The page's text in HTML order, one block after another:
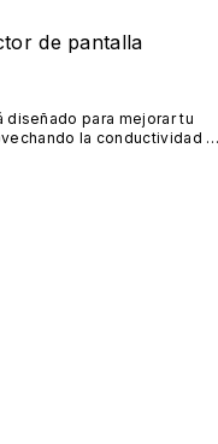
de pantalla
diseñado para mejorar tu
la conductividad
perfecta.